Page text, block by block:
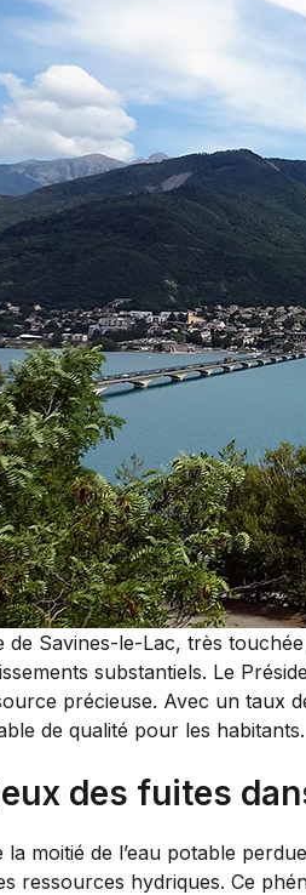
de Savines-le-Lac, très
substantiels. Le
précieuse. Avec un taux
de qualité pour les habitants.
des fuites
la moitié de l’eau potable
ressources hydriques. Ce